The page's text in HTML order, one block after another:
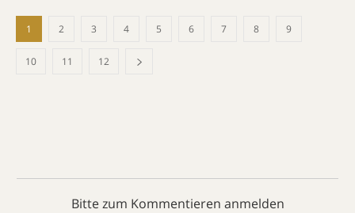
1 2 3 4 5 6 7 8 9
10 11 12
Bitte zum Kommentieren anmelden